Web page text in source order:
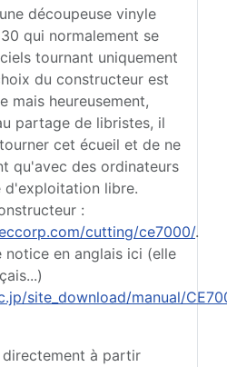
découpeuse vinyle
qui normalement se
tournant uniquement
du constructeur est
mais heureusement,
partage de libristes, il
cet écueil et de ne
qu'avec des ordinateurs
d'exploitation libre.
:
cutting/ce7000/.
notice en anglais ici (elle
site_download/manual/
à partir